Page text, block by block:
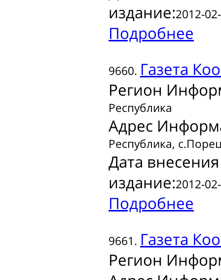
издание:2012-
Подробнее
9660. Газета
Регион
Республика
Адрес
Республика,
Дата
издание:2012-
Подробнее
9661. Газета
Регион